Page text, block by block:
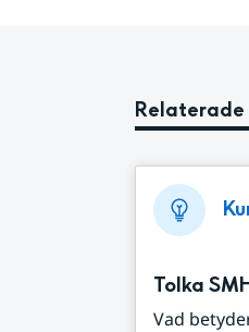
Relaterade
Tolka
Vad